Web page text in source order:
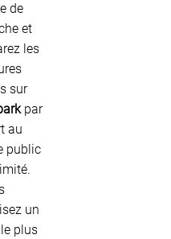
de
et
les
sur
par
au
public
un
plus